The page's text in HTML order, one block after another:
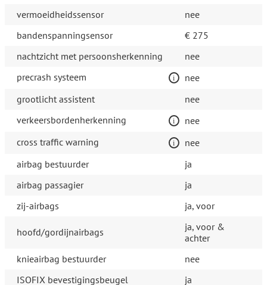
vermoeidheidssensor
nee
bandenspanningsensor
€ 275
nachtzicht met persoonsherkenning
nee
precrash systeem
nee
grootlicht assistent
nee
verkeersbordenherkenning
nee
cross traffic warning
nee
airbag bestuurder
ja
airbag passagier
ja
zij-airbags
ja, voor
hoofd/gordijnairbags
ja, voor &
achter
knieairbag bestuurder
nee
ISOFIX bevestigingsbeugel
ja